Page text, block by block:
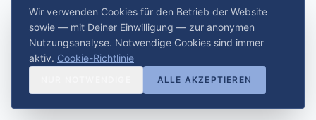
Wir verwenden Cookies für den Betrieb der Website
sowie — mit Deiner Einwilligung — zur anonymen
Nutzungsanalyse. Notwendige Cookies sind immer
aktiv. Cookie-Richtlinie
ALLE AKZEPTIEREN